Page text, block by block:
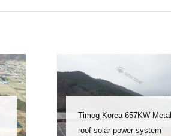
Timog Korea 657KW Metal
roof solar power system